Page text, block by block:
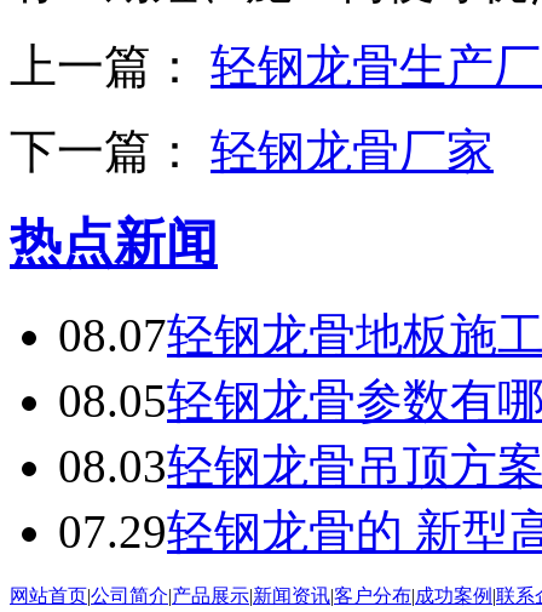
上一篇： 轻钢龙骨生产
下一篇： 轻钢龙骨厂家
热点新闻
08.07轻钢龙骨地板施
08.05轻钢龙骨参数有
08.03轻钢龙骨吊顶方
07.29轻钢龙骨的 新型
网站首页|公司简介|产品展示|新闻资讯|客户分布|成功案例 |联系